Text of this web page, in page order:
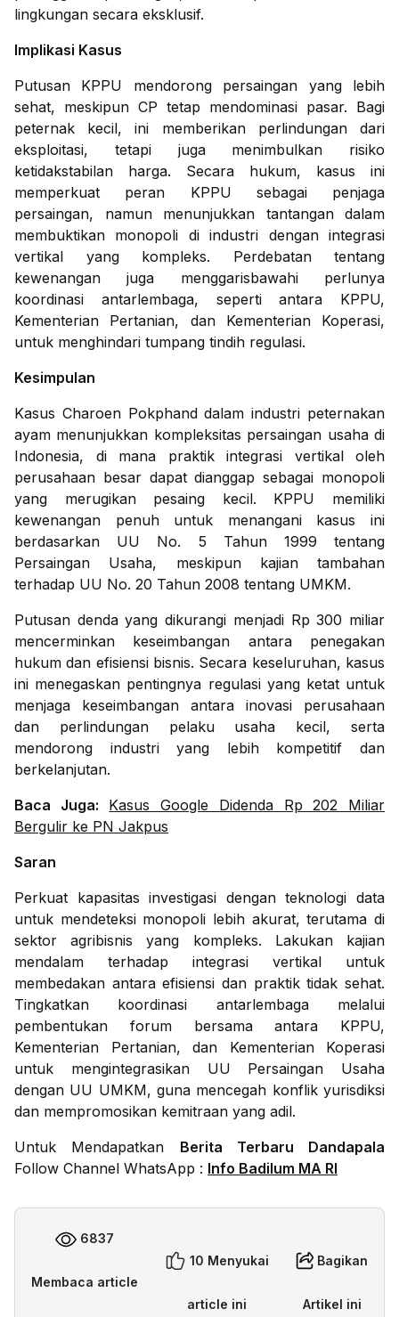
lingkungan secara eksklusif.
Implikasi Kasus
Putusan KPPU mendorong persaingan yang lebih
sehat, meskipun CP tetap mendominasi pasar. Bagi
peternak kecil, ini memberikan perlindungan dari
eksploitasi, tetapi juga menimbulkan risiko
ketidakstabilan harga. Secara hukum, kasus ini
memperkuat peran KPPU sebagai penjaga
persaingan, namun menunjukkan tantangan dalam
membuktikan monopoli di industri dengan integrasi
vertikal yang kompleks. Perdebatan tentang
kewenangan juga menggarisbawahi perlunya
koordinasi antarlembaga, seperti antara KPPU,
Kementerian Pertanian, dan Kementerian Koperasi,
untuk menghindari tumpang tindih regulasi.
Kesimpulan
Kasus Charoen Pokphand dalam industri peternakan
ayam menunjukkan kompleksitas persaingan usaha di
Indonesia, di mana praktik integrasi vertikal oleh
perusahaan besar dapat dianggap sebagai monopoli
yang merugikan pesaing kecil. KPPU memiliki
kewenangan penuh untuk menangani kasus ini
berdasarkan UU No. 5 Tahun 1999 tentang
Persaingan Usaha, meskipun kajian tambahan
terhadap UU No. 20 Tahun 2008 tentang UMKM.
Putusan denda yang dikurangi menjadi Rp 300 miliar
mencerminkan keseimbangan antara penegakan
hukum dan efisiensi bisnis. Secara keseluruhan, kasus
ini menegaskan pentingnya regulasi yang ketat untuk
menjaga keseimbangan antara inovasi perusahaan
dan perlindungan pelaku usaha kecil, serta
mendorong industri yang lebih kompetitif dan
berkelanjutan.
Baca Juga:
Kasus Google Didenda Rp 202 Miliar
Bergulir ke PN Jakpus
Saran
Perkuat kapasitas investigasi dengan teknologi data
untuk mendeteksi monopoli lebih akurat, terutama di
sektor agribisnis yang kompleks. Lakukan kajian
mendalam terhadap integrasi vertikal untuk
membedakan antara efisiensi dan praktik tidak sehat.
Tingkatkan koordinasi antarlembaga melalui
pembentukan forum bersama antara KPPU,
Kementerian Pertanian, dan Kementerian Koperasi
untuk mengintegrasikan UU Persaingan Usaha
dengan UU UMKM, guna mencegah konflik yurisdiksi
dan mempromosikan kemitraan yang adil.
Untuk Mendapatkan Berita Terbaru Dandapala
Follow Channel WhatsApp : Info Badilum MA RI
6837
Membaca article
10 Menyukai
article ini
Bagikan
Artikel ini